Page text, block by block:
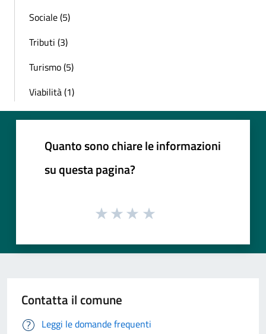
Sociale (5)
Tributi (3)
Turismo (5)
Viabilità (1)
Quanto sono chiare le informazioni
su questa pagina?
Contatta il comune
Leggi le domande frequenti